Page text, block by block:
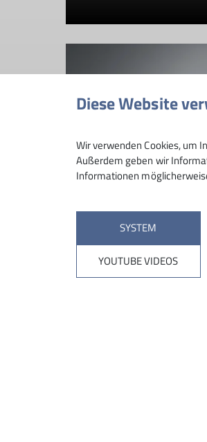
So
Diese Website
Wir verwenden Cookies, um
Außerdem geben wir
Informationen
SYSTEM
YOUTUBE VIDEOS